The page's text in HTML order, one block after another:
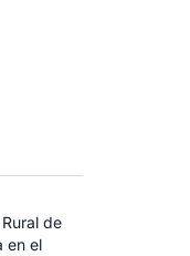
de
en el